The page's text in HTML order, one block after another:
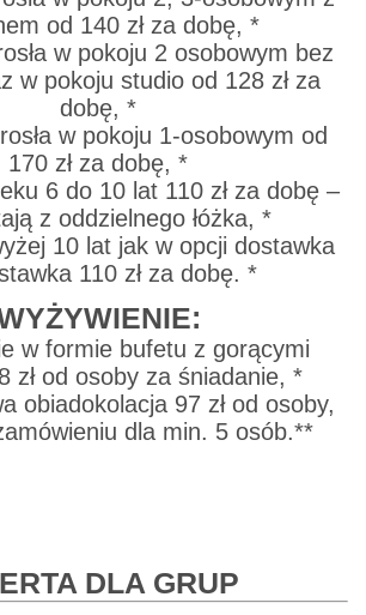
od 140 zł za dobę, *
w pokoju 2 osobowym bez
w pokoju studio od 128 zł za
dobę, *
w pokoju 1-osobowym od
170 zł za dobę, *
6 do 10 lat 110 zł za dobę –
z oddzielnego łóżka, *
10 lat jak w opcji dostawka
110 zł za dobę. *
w formie bufetu z gorącymi
zł od osoby za śniadanie, *
obiadokolacja 97 zł od osoby,
dla min. 5 osób.**
DLA GRUP